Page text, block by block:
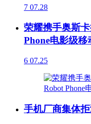
7 07.28
荣耀携手奥斯
Phone电影级移
6 07.25
手机厂商集体